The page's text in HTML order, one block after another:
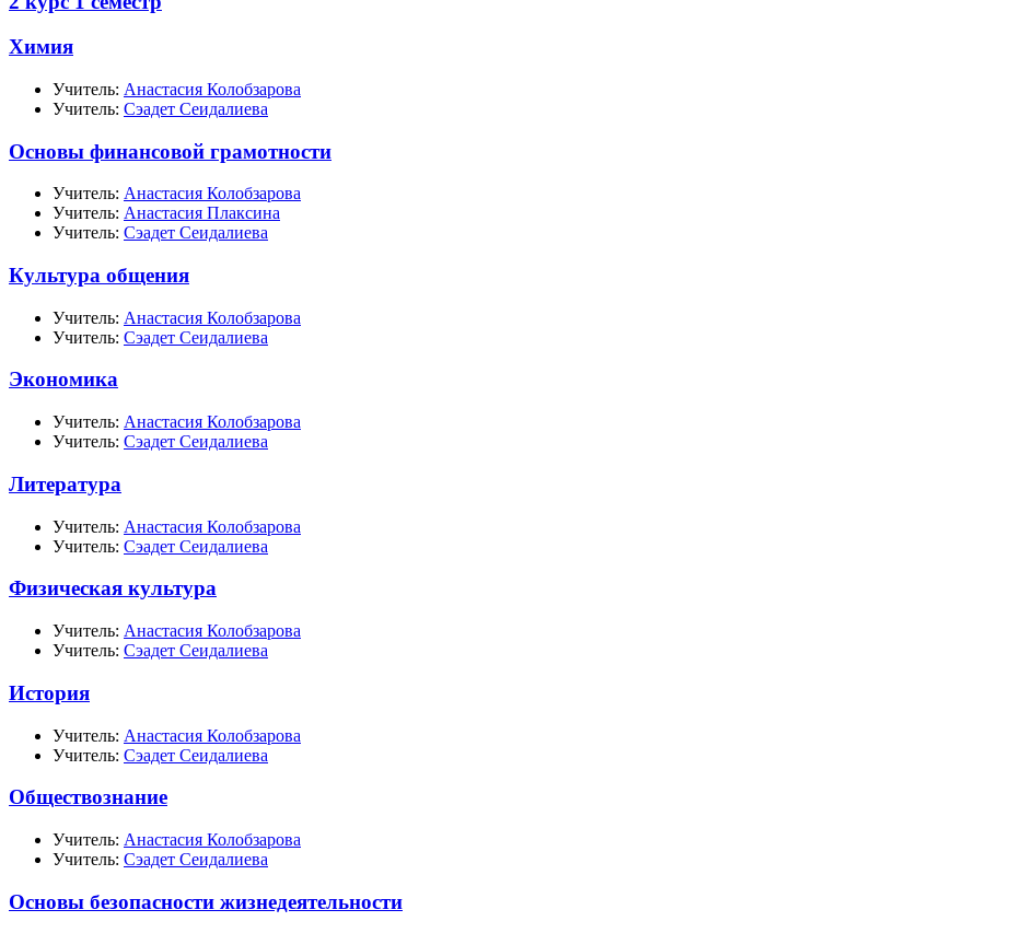
Химия
Учитель: Анастасия Колобзарова
Учитель: Сэадет Сеидалиева
Основы финансовой грамотности
Учитель: Анастасия Колобзарова
Учитель: Анастасия Плаксина
Учитель: Сэадет Сеидалиева
Культура общения
Учитель: Анастасия Колобзарова
Учитель: Сэадет Сеидалиева
Экономика
Учитель: Анастасия Колобзарова
Учитель: Сэадет Сеидалиева
Литература
Учитель: Анастасия Колобзарова
Учитель: Сэадет Сеидалиева
Физическая культура
Учитель: Анастасия Колобзарова
Учитель: Сэадет Сеидалиева
История
Учитель: Анастасия Колобзарова
Учитель: Сэадет Сеидалиева
Обществознание
Учитель: Анастасия Колобзарова
Учитель: Сэадет Сеидалиева
Основы безопасности жизнедеятельности